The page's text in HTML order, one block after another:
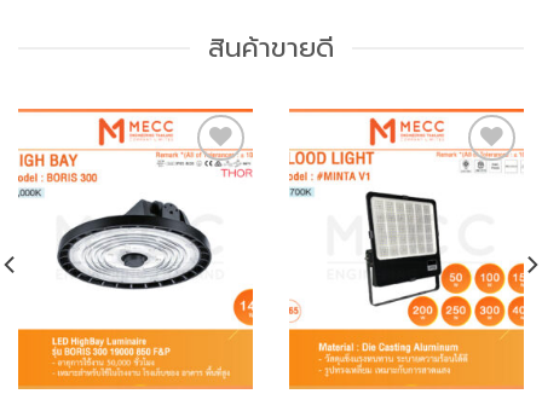
สินค้าขายดี
Add to
wishlist